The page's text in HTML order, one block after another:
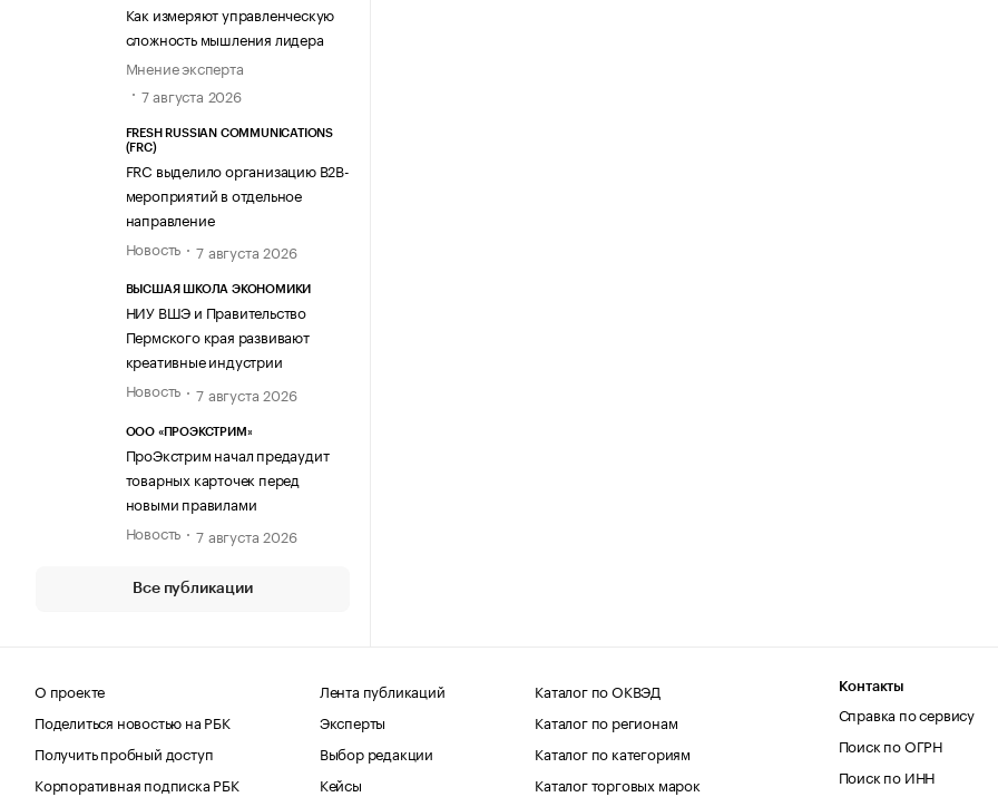
Как измеряют управленческую
сложность мышления лидера
Мнение эксперта
7 августа 2026
FRESH RUSSIAN COMMUNICATIONS
(FRC)
FRC выделило организацию B2B-
мероприятий в отдельное
направление
Новость
7 августа 2026
ВЫСШАЯ ШКОЛА ЭКОНОМИКИ
НИУ ВШЭ и Правительство
Пермского края развивают
креативные индустрии
Новость
7 августа 2026
ООО «ПРОЭКСТРИМ»
ПроЭкстрим начал предаудит
товарных карточек перед
новыми правилами
Новость
7 августа 2026
Все публикации
О проекте
Поделиться новостью на РБК
Получить пробный доступ
Корпоративная подписка РБК
Лента публикаций
Эксперты
Выбор редакции
Кейсы
Каталог по ОКВЭД
Каталог по регионам
Каталог по категориям
Каталог торговых марок
Контакты
Справка по сервису
Поиск по ОГРН
Поиск по ИНН